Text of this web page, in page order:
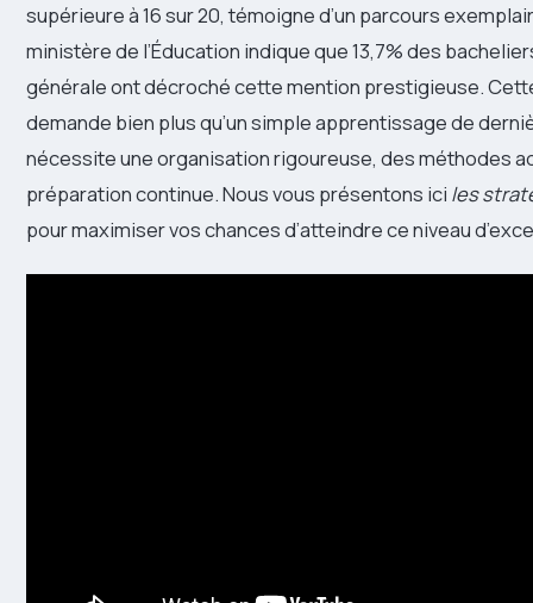
supérieure à 16 sur 20, témoigne d’un parcours
ministère de l’Éducation indique que 13,7% des
générale ont décroché cette mention prestigieuse.
demande bien plus qu’un simple apprentissage de
nécessite une organisation rigoureuse, des méthodes
préparation continue. Nous vous présentons ici les
pour maximiser vos chances d’atteindre ce niveau